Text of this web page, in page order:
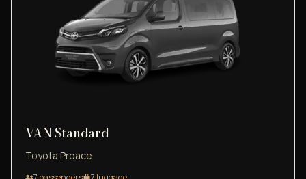
VAN Standard
Toyota Proace